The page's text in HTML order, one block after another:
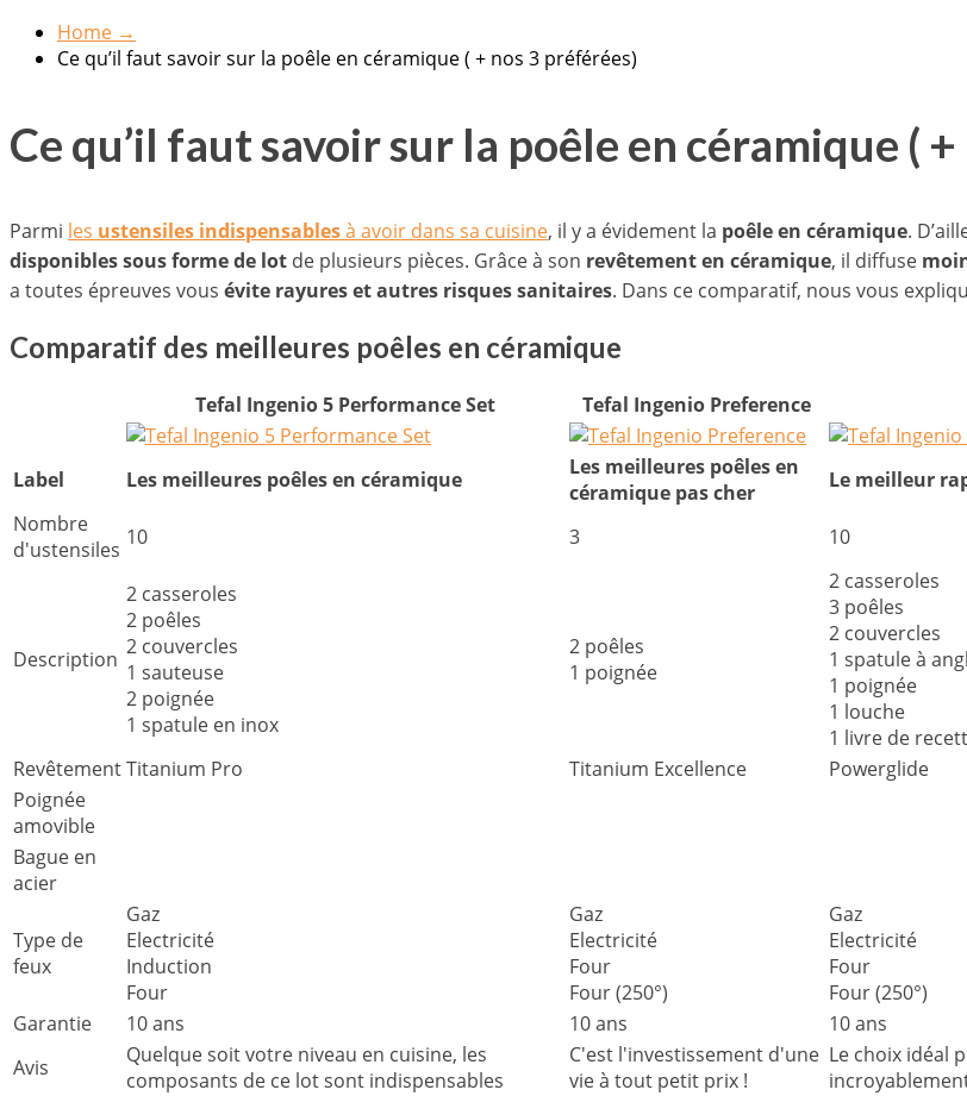
Home →
Ce qu’il faut savoir sur la poêle en céramique ( + nos 3 préférées)
Ce qu’il faut savoir sur la poêle en céramique (
Parmi les ustensiles indispensablesà avoir dans sa cuisine, il y a évidement la poêle en céramique.
disponibles sous forme de lot de plusieurs pièces. Grâce à son revêtement en céramique, il diffuse
a toutes épreuves vous évite rayures et autres risques sanitaires. Dans ce comparatif, nous vous
Comparatif des meilleures poêles en céramique
Tefal Ingenio 5 Performance Set Tefal Ingenio Preference
Label Les meilleures poêles en céramique
Les meilleures poêles en
céramique pas cher
Le meilleur
Nombre
d'ustensiles 10 3 10
Description
2 casseroles
2 poêles
2 couvercles
1 sauteuse
2 poignée
1 spatule en inox
2 poêles
1 poignée
2 casseroles
3 poêles
2 couvercles
1 spatule à
1 poignée
1 louche
1 livre de
RevêtementTitanium Pro Titanium Excellence
Powerglide
Poignée
amovible
Bague en
acier
Type de
feux
Gaz
Electricité
Induction
Four
Gaz
Electricité
Four
Four (250°)
Gaz
Electricité
Four
Four (250°)
Garantie
10 ans 10 ans
10 ans
Avis
Quelque soit votre niveau en cuisine, les
composants de ce lot sont indispensables
C'est l'investissement d'une
vie à tout petit prix !
Le choix idéal